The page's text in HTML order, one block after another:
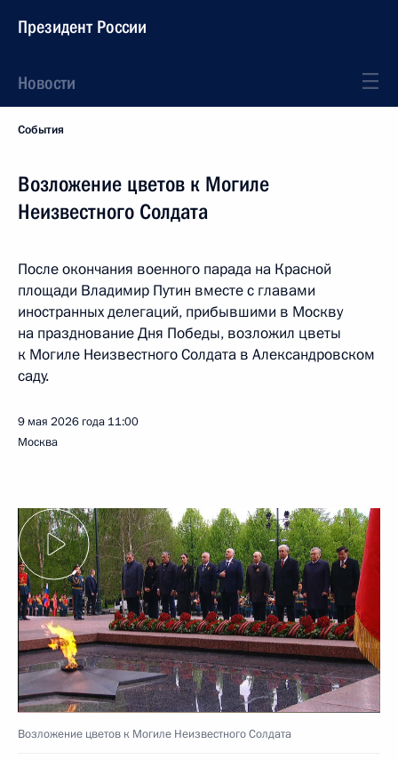
Президент России
Новости
События
Возложение цветов к Могиле
Неизвестного Солдата
После окончания военного парада на Красной
площади Владимир Путин вместе с главами
иностранных делегаций, прибывшими в Москву
на празднование Дня Победы, возложил цветы
к Могиле Неизвестного Солдата в Александровском
саду.
9 мая 2026 года 11:00
Москва
Возложение цветов к Могиле Неизвестного Солдата